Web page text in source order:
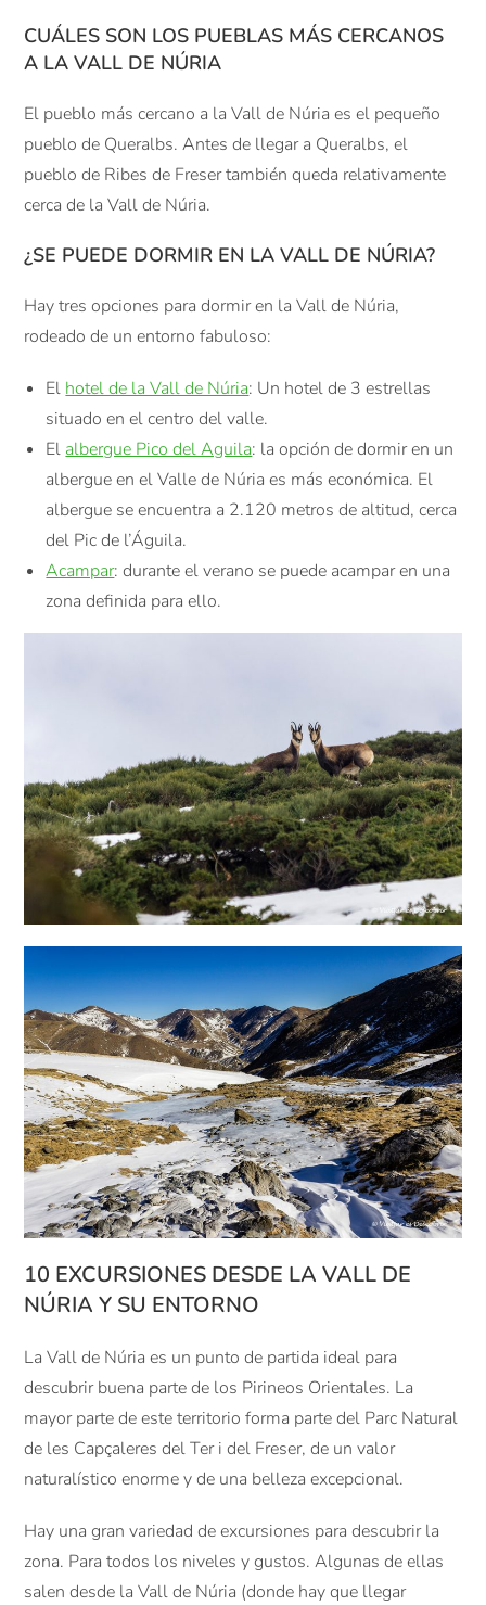
CUÁLES SON LOS PUEBLAS MÁS CERCANOS
A LA VALL DE NÚRIA
El pueblo más cercano a la Vall de Núria es el pequeño
pueblo de Queralbs. Antes de llegar a Queralbs, el
pueblo de Ribes de Freser también queda relativamente
cerca de la Vall de Núria.
¿SE PUEDE DORMIR EN LA VALL DE NÚRIA?
Hay tres opciones para dormir en la Vall de Núria,
rodeado de un entorno fabuloso:
El hotel de la Vall de Núria: Un hotel de 3 estrellas
situado en el centro del valle.
El albergue Pico del Aguila: la opción de dormir en un
albergue en el Valle de Núria es más económica. El
albergue se encuentra a 2.120 metros de altitud, cerca
del Pic de l’Águila.
Acampar: durante el verano se puede acampar en una
zona definida para ello.
10 EXCURSIONES DESDE LA VALL DE
NÚRIA Y SU ENTORNO
La Vall de Núria es un punto de partida ideal para
descubrir buena parte de los Pirineos Orientales. La
mayor parte de este territorio forma parte del Parc Natural
de les Capçaleres del Ter i del Freser, de un valor
naturalístico enorme y de una belleza excepcional.
Hay una gran variedad de excursiones para descubrir la
zona. Para todos los niveles y gustos. Algunas de ellas
salen desde la Vall de Núria (donde hay que llegar